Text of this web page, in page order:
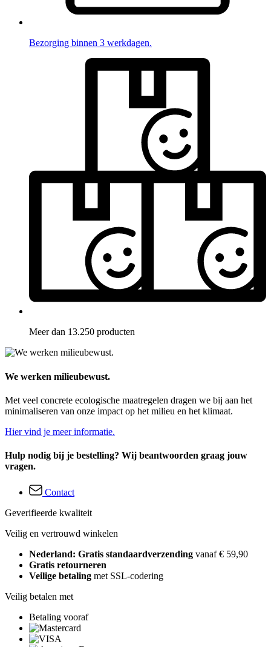
Bezorging binnen 3 werkdagen.
Meer dan 13.250 producten
We werken milieubewust.
Met veel concrete ecologische maatregelen dragen we bij aan het
minimaliseren van onze impact op het milieu en het klimaat.
Hier vind je meer informatie.
Hulp nodig bij je bestelling? Wij beantwoorden graag jouw
vragen.
Contact
Geverifieerde kwaliteit
Veilig en vertrouwd winkelen
Nederland: Gratis standaardverzending vanaf € 59,90
Gratis retourneren
Veilige betaling met SSL-codering
Veilig betalen met
Betaling vooraf